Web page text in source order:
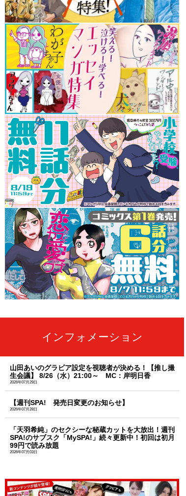
インフォメーション
山田あいのグラビア設定を視聴者が決める！【推し撮
生会議】 8/26（水）21:00～ MC：岸明日香
2026年07月29日
【週刊SPA! 発売日変更のお知らせ】
2026年07月28日
「天羽希純」のセクシーな秘蔵カットを大放出！週刊
SPA!のサブスク「MySPA!」続々更新中！初回は初月
99円で読み放題
2026年07月03日